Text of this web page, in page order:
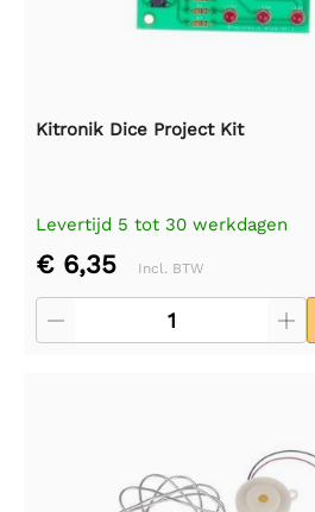
Kitronik Dice Project Kit
Levertijd 5 tot 30 werkdagen
€ 6,35 Incl. BTW